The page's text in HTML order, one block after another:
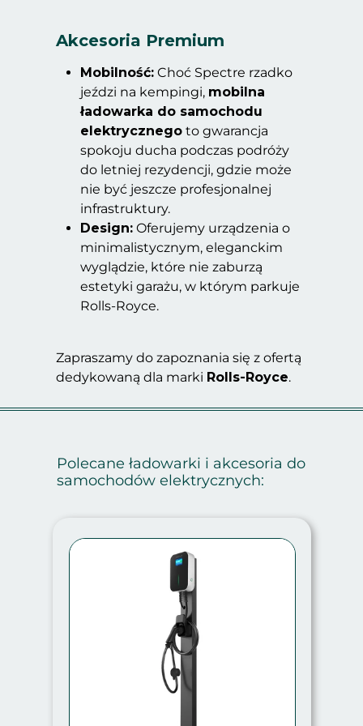
Polecane ładowarki i akcesoria do
samochodów elektrycznych:
Akcesoria Premium
Mobilność: Choć Spectre rzadko
jeździ na kempingi, mobilna
ładowarka do samochodu
elektrycznego to gwarancja
spokoju ducha podczas podróży
do letniej rezydencji, gdzie może
nie być jeszcze profesjonalnej
infrastruktury.
Design: Oferujemy urządzenia o
minimalistycznym, eleganckim
wyglądzie, które nie zaburzą
estetyki garażu, w którym parkuje
Rolls-Royce.
Zapraszamy do zapoznania się z ofertą
dedykowaną dla marki Rolls-Royce.